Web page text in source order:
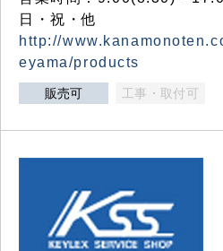
日・祝・他
http://
eyama/products
販売可 工事・取付可